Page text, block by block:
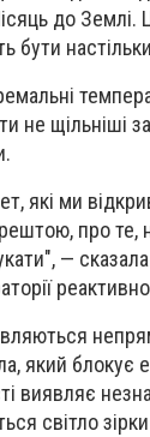
до Землі.
бути
не щільніші
які ми
про
—
який
виявляє
світло